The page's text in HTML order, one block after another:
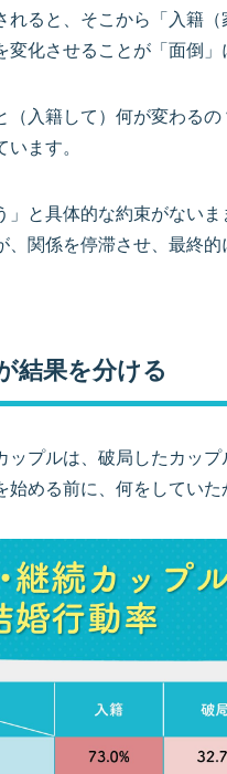
れると、そこから「入籍
化させることが「面倒」
（入籍して）何が変わる
ます。
」と具体的な約束がない
、関係を停滞させ、最終
結果を分ける
プルは、破局したカップ
める前に、何をしていた